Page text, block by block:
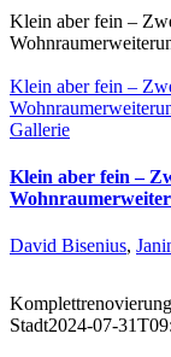
Klein aber fein –
Klein aber fein –
Gallerie
Klein aber fein –
David Bisenius,
Stadt2024-07-